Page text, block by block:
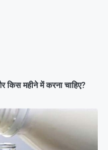
महीने में करना चाहिए?